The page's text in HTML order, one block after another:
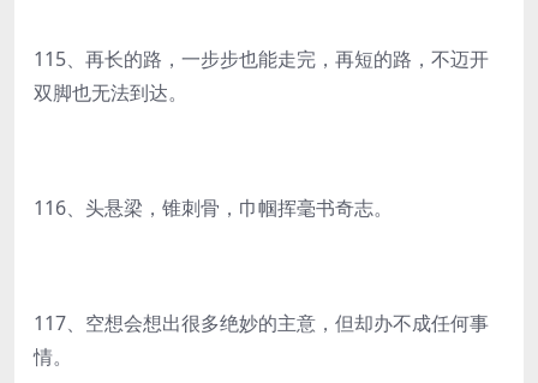
115、再长的路，一步步也能走完，再短的路，不迈开
双脚也无法到达。
116、头悬梁，锥刺骨，巾帼挥毫书奇志。
117、空想会想出很多绝妙的主意，但却办不成任何事
情。